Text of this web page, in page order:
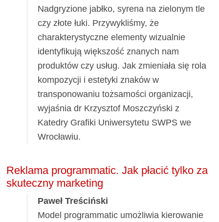
Nadgryzione jabłko, syrena na zielonym tle
czy złote łuki. Przywykliśmy, że
charakterystyczne elementy wizualnie
identyfikują większość znanych nam
produktów czy usług. Jak zmieniała się rola
kompozycji i estetyki znaków w
transponowaniu tożsamości organizacji,
wyjaśnia dr Krzysztof Moszczyński z
Katedry Grafiki Uniwersytetu SWPS we
Wrocławiu.
Reklama programmatic. Jak płacić tylko za
skuteczny marketing
Paweł Treściński
Model programmatic umożliwia kierowanie